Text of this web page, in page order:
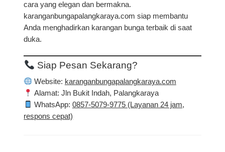
cara yang elegan dan bermakna.
karanganbungapalangkaraya.com siap membantu
Anda menghadirkan karangan bunga terbaik di saat
duka.
Siap Pesan Sekarang?
Website: karanganbungapalangkaraya.com
Alamat: Jln Bukit Indah, Palangkaraya
WhatsApp: 0857-5079-9775 (Layanan 24 jam,
respons cepat)